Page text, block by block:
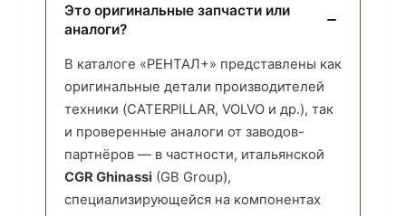
Это оригинальные запчасти или
аналоги?
В каталоге «РЕНТАЛ+» представлены как
оригинальные детали производителей
техники (CATERPILLAR, VOLVO и др.), так
и проверенные аналоги от заводов-
партнёров — в частности, итальянской
CGR Ghinassi (GB Group),
специализирующейся на компонентах